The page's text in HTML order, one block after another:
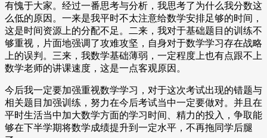
有愧于大家。经过一番思考与分析，我思考了为什么我分数这
么低的原因。一来是我平时不太注意给数学安排足够的时间，
这是时间资源上的分配不足。二来，我对于基础题目的训练不
够重视，片面地强调了攻难攻坚，自身对于数学学习存在战略
上的误判。三来，我数学基础薄弱，一定程度上也有点跟不上
数学老师的讲课速度，这是一点客观原因。
今后我一定要加强重视数学学习，对于这次考试出现的错题与
相关题目加强训练，努力在今后考试当中一定要做对。并且在
平时生活当中加大数学方面的学习时间、精力的投入，争取能
够在下半学期将数学成绩提升到一定水平，不再拖同学后腿